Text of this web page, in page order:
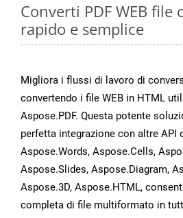
Converti PDF WEB
rapido e semplice
Migliora i flussi di lavoro di
convertendo i file WEB in HTML
Aspose.PDF. Questa potente
perfetta integrazione con altre API
Aspose.Words, Aspose.Cells,
Aspose.Slides, Aspose.Diagram,
Aspose.3D, Aspose.HTML,
completa di file multiformato in